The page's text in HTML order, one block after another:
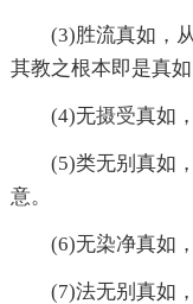
(3)胜流真如，从
其教之根本即是真如
(4)无摄受真如
(5)类无别真如，
意。
(6)无染净真如，
(7)法无别真如，